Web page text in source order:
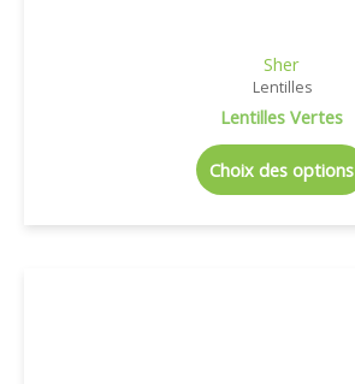
Sher
Lentilles
Lentilles Vertes
Choix des options